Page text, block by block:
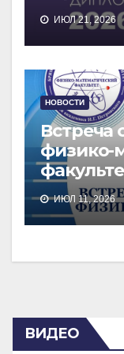
ИЮЛ 21, 2026
НОВОСТИ
Встреча
физико-
ИЮЛ 11, 2026
ВИДЕО